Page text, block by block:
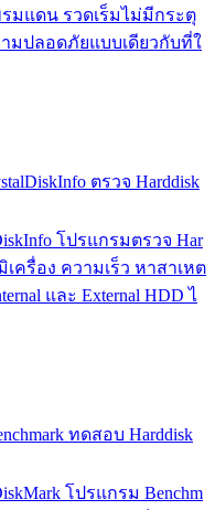
มแดน รวดเร็มไม่มีกระตุ
ปลอดภัยแบบเดียวกับที่ใ
ตรวจ Harddisk
โปรแกรมตรวจ Har
ครื่อง ความเร็ว หาสาเหต
และ External HDD ไ
ทดสอบ Harddisk
โปรแกรม Benchm